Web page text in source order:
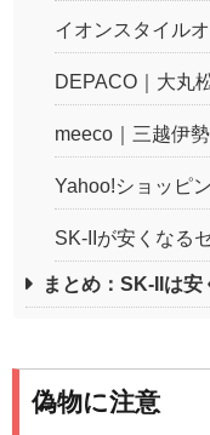
イオンスタイル
DEPACO｜大丸
meeco｜三越伊
Yahoo!ショッピ
SK-IIが安くなる
まとめ：SK-IIは安
偽物に注意